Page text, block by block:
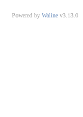
Powered by Waline v3.13.0